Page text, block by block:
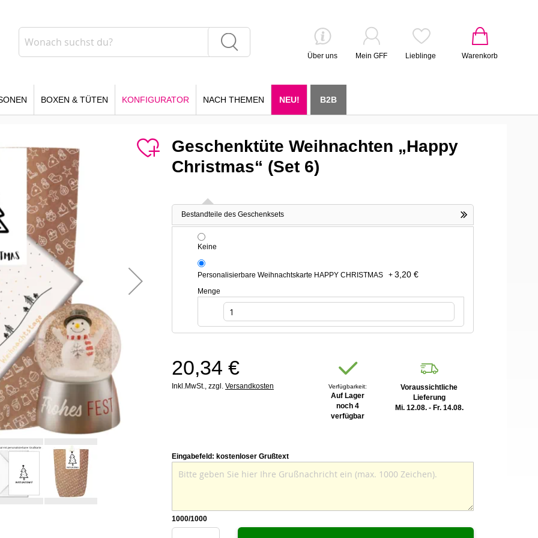
Warenkorb
Über uns Mein GFF Lieblinge
BOXEN & TÜTEN KONFIGURATOR NACH THEMEN NEU! B2B
Geschenktüte Weihnachten „Happy
Christmas“ (Set 6)
Bestandteile des Geschenksets
Keine
Personalisierbare Weihnachtskarte HAPPY CHRISTMAS + 3,20 €
Menge
20,34 €
Inkl.MwSt., zzgl. Versandkosten Verfügbarkeit:
Auf Lager
noch 4
verfügbar
Voraussichtliche
Lieferung
Mi. 12.08. - Fr. 14.08.
Eingabefeld: kostenloser Grußtext
1000/1000